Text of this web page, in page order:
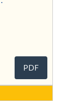
PDF